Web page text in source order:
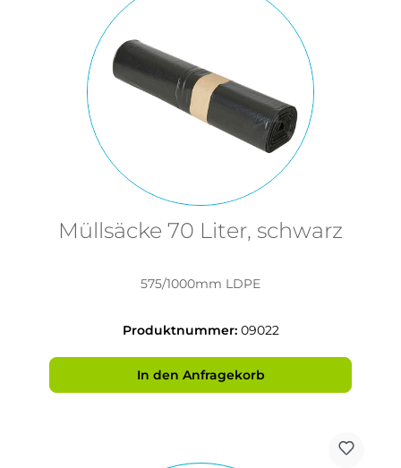
Müllsäcke 70 Liter, schwarz
575/1000mm LDPE
Produktnummer: 09022
In den Anfragekorb